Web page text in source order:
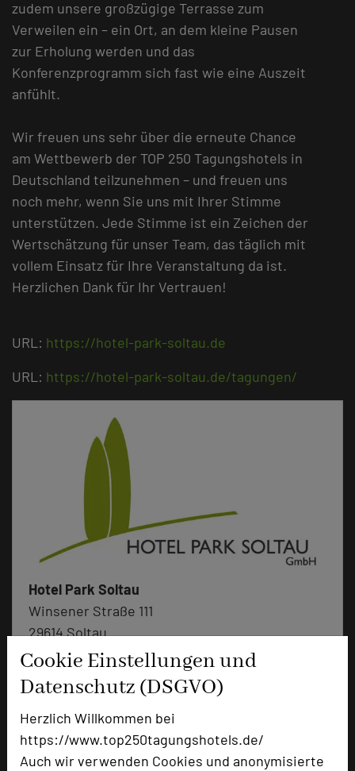
Cookie Einstellungen und
Datenschutz (DSGVO)
Herzlich Willkommen bei
https://www.top250tagungshotels.de/
Auch wir verwenden Cookies und anonymisierte
zudem unsere großzügige Terrasse zum
Verweilen ein – ein Ort, an dem kleine Pausen
zur Erholung werden und das
Konferenzprogramm sich fast wie eine Auszeit
anfühlt.
Wir freuen uns sehr über die erneute Chance
am Wettbewerb der TOP 250 Tagungshotels in
Deutschland teilzunehmen – und freuen uns
noch mehr, wenn Sie uns mit Ihrer Stimme
unterstützen. Jede Stimme ist ein Zeichen der
Wertschätzung für unser Team, das täglich mit
vollem Einsatz für Ihre Veranstaltung da ist.
Herzlichen Dank für Ihr Vertrauen!
URL: https://hotel-park-soltau.de
URL: https://hotel-park-soltau.de/tagungen/
Hotel Park Soltau
Winsener Straße 111
29614 Soltau
+49 5191 605-0
mail Email
language Homepage